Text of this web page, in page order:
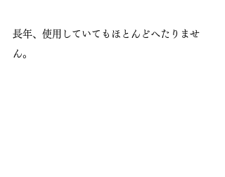
長年、使用していてもほとんどへたりませ
ん。